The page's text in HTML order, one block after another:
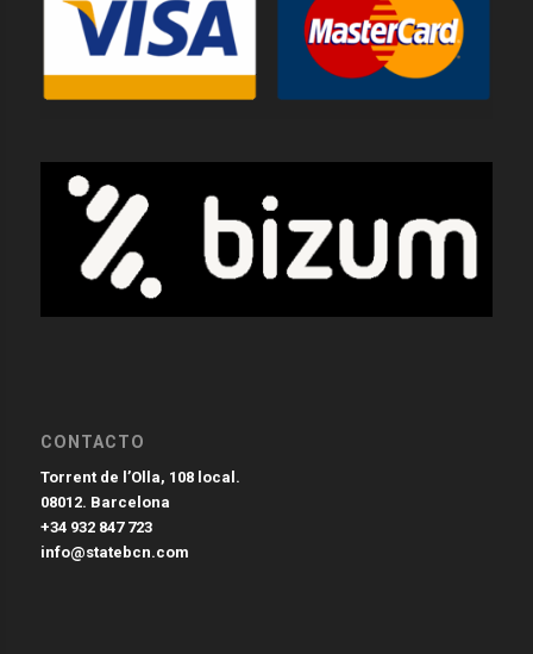
CONTACTO
Torrent de l’Olla, 108 local.
08012. Barcelona
+34 932 847 723
info@statebcn.com